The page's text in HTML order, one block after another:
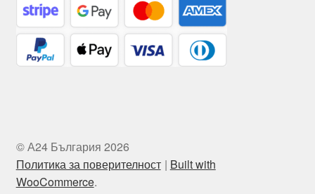
© А24 България 2026
Политика за поверителност
Built with
WooCommerce.